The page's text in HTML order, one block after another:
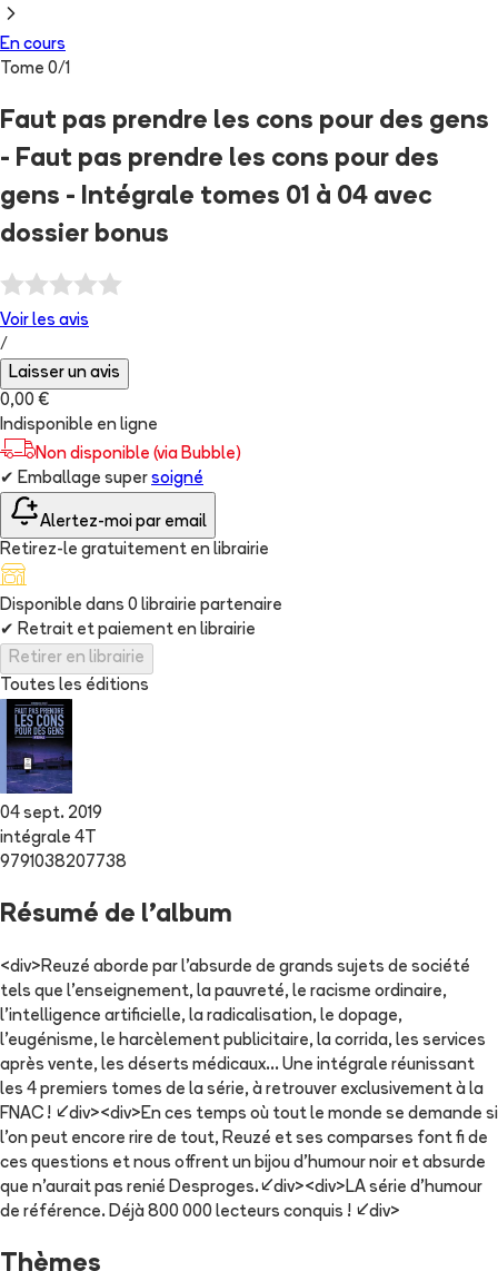
En cours
Tome 0/1
Faut pas prendre les cons pour des gens
- Faut pas prendre les cons pour des
gens - Intégrale tomes 01 à 04 avec
dossier bonus
Voir les avis
/
Laisser un avis
0,00 €
Indisponible en ligne
Non disponible (via Bubble)
✔ Emballage super soigné
Alertez-moi par email
Retirez-le gratuitement en librairie
Disponible dans 0 librairie partenaire
✔ Retrait et paiement en librairie
Retirer en librairie
Toutes les éditions
04 sept. 2019
intégrale 4T
9791038207738
Résumé de l'album
<div>Reuzé aborde par l'absurde de grands sujets de société
tels que l'enseignement, la pauvreté, le racisme ordinaire,
l'intelligence artificielle, la radicalisation, le dopage,
l'eugénisme, le harcèlement publicitaire, la corrida, les services
après vente, les déserts médicaux... Une intégrale réunissant
les 4 premiers tomes de la série, à retrouver exclusivement à la
FNAC ! </div><div>En ces temps où tout le monde se demande si
l'on peut encore rire de tout, Reuzé et ses comparses font fi de
ces questions et nous offrent un bijou d'humour noir et absurde
que n'aurait pas renié Desproges.</div><div>LA série d'humour
de référence. Déjà 800 000 lecteurs conquis ! </div>
Thèmes